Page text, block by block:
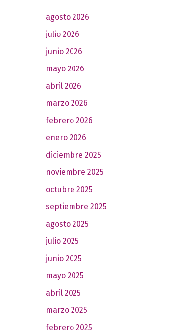
agosto 2026
julio 2026
junio 2026
mayo 2026
abril 2026
marzo 2026
febrero 2026
enero 2026
diciembre 2025
noviembre 2025
octubre 2025
septiembre 2025
agosto 2025
julio 2025
junio 2025
mayo 2025
abril 2025
marzo 2025
febrero 2025